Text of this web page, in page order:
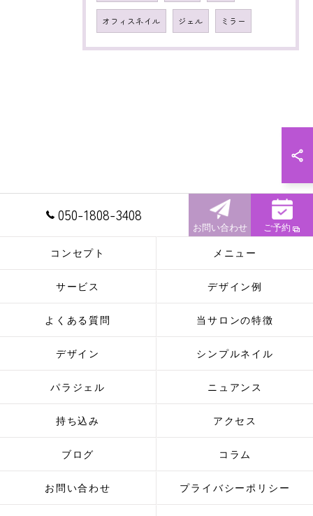
オフィスネイル ジェル ミラー
050-1808-3408
お問い合わせ ご予約
コンセプト メニュー
サービス デザイン例
よくある質問 当サロンの特徴
デザイン シンプルネイル
パラジェル ニュアンス
持ち込み アクセス
ブログ コラム
お問い合わせ プライバシーポリシー